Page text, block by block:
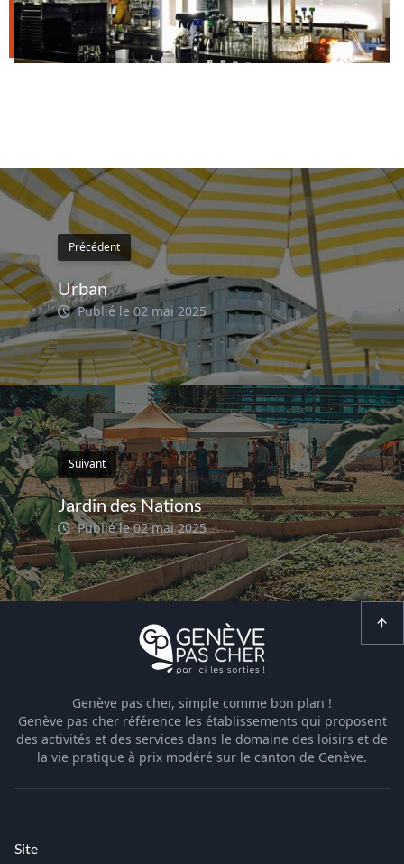
Précédent
Urban
Publié le 02 mai 2025
Suivant
Jardin des Nations
Publié le 02 mai 2025
Genève pas cher, simple comme bon plan !
Genève pas cher référence les établissements qui proposent
des activités et des services dans le domaine des loisirs et de
la vie pratique à prix modéré sur le canton de Genève.
Site